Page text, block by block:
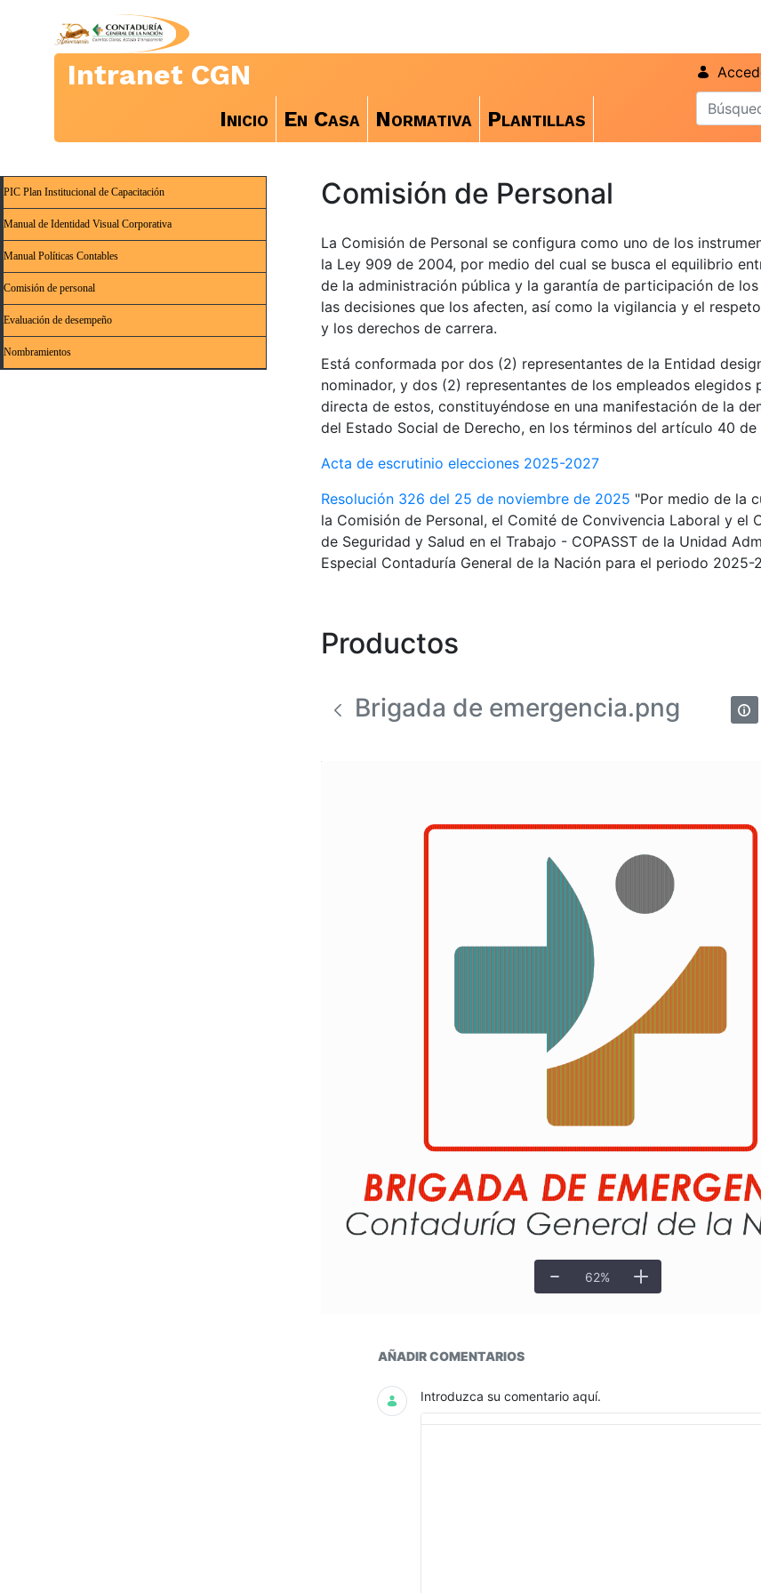
Intranet CGN
Inicio En Casa Normativa Plantillas
PIC Plan Institucional de Capacitación
Manual de Identidad Visual Corporativa
Manual Políticas Contables
Comisión de personal
Evaluación de desempeño
Nombramientos
Comisión de Personal
La Comisión de Personal se configura como uno de los
la Ley 909 de 2004, por medio del cual se busca el equilibrio
de la administración pública y la garantía de participación de los
las decisiones que los afecten, así como la vigilancia y el
y los derechos de carrera.
Está conformada por dos (2) representantes de la Entidad
nominador, y dos (2) representantes de los empleados elegidos
directa de estos, constituyéndose en una manifestación de la
del Estado Social de Derecho, en los términos del artículo 40
Acta de escrutinio elecciones 2025-2027
Resolución 326 del 25 de noviembre de 2025 "Por medio de la
la Comisión de Personal, el Comité de Convivencia Laboral y el
de Seguridad y Salud en el Trabajo - COPASST de la Unidad
Especial Contaduría General de la Nación para el periodo 2025-
Productos
Brigada de emergencia.png
62%
Productos
AÑADIR COMENTARIOS
Introduzca su comentario aquí.